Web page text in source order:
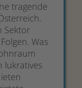
tragende
Sektor
Was
lukratives